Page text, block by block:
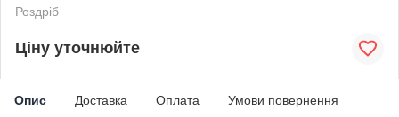
Роздріб
Ціну уточнюйте
Опис Доставка Оплата Умови повернення